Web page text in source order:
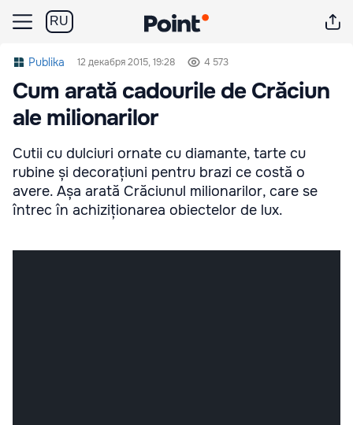
RU
Publika 12 декабря 2015, 19:28 4 573
Cum arată cadourile de Crăciun
ale milionarilor
Cutii cu dulciuri ornate cu diamante, tarte cu
rubine și decorațiuni pentru brazi ce costă o
avere. Așa arată Crăciunul milionarilor, care se
întrec în achiziționarea obiectelor de lux.